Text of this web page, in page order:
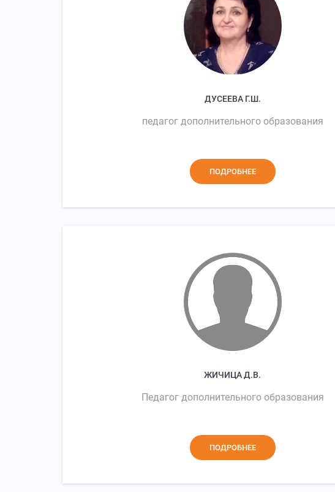
ДУСЕЕВА Г.Ш.
педагог дополнительного образования
ПОДРОБНЕЕ
ЖИЧИЦА Д.В.
Педагог дополнительного образования
ПОДРОБНЕЕ